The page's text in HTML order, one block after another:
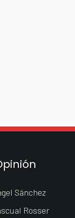
Sánchez
Rosser